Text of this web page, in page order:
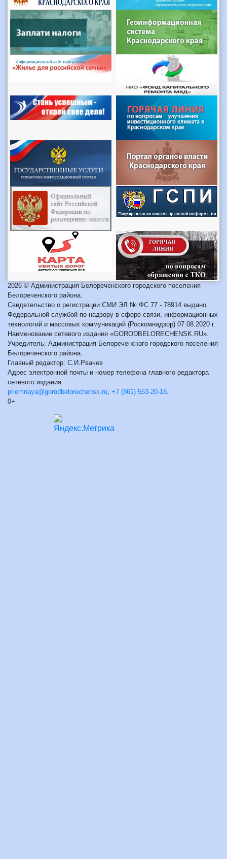
2026 © Администрация Белореченского городского поселения
Белореченского района.
Свидетельство о регистрации СМИ ЭЛ № ФС 77 - 78914 выдано
Федеральной службой по надзору в сфере связи, информационных
технологий и массовых коммуникаций (Роскомнадзор) 07.08.2020 г.
Наименование сетевого издания «GORODBELORECHENSK.RU».
Учредитель: Администрация Белореченского городского поселения
Белореченского района.
Главный редактор: С.И.Рвачев
Адрес электронной почты и номер телефона главного редактора
сетевого издания:
priemnaya@gorodbelorechensk.ru +7 (861) 553-20-18
0+